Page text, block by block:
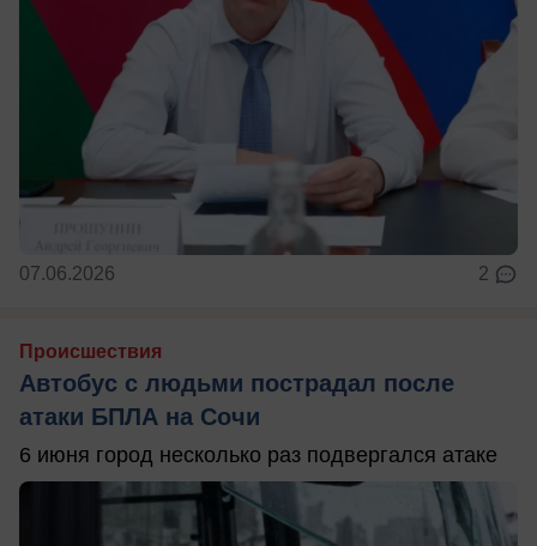
07.06.2026 2
Происшествия
Автобус с людьми пострадал после
атаки БПЛА на Сочи
6 июня город несколько раз подвергался атаке